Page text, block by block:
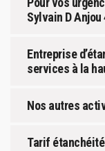
Sylvain D Anjou
Entreprise
services à la
Nos autres
Tarif